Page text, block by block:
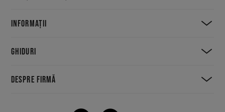
INFORMAȚII
GHIDURI
DESPRE FIRMĂ